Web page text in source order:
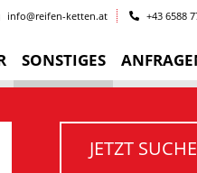
info@reifen-ketten.at +43 6588
SONSTIGES
JETZT